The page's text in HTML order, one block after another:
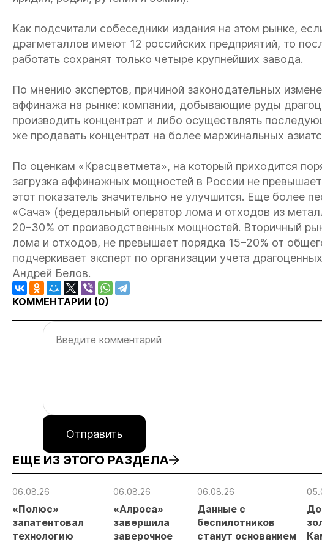
Как подсчитали собеседники издания на этом рынке,
драгметаллов имеют 12 российских предприятий, то
работать сохранят только четыре крупнейших завода.
По мнению экспертов, причиной законодательных
аффинажа на рынке: компании, добывающие руды
производить концентрат и либо осуществлять
же продавать концентрат на более маржинальных
По оценкам «Красцветмета», на который приходится
загрузка аффинажных мощностей в России не
этот показатель значительно не улучшится. Еще более
«Сача» (федеральный оператор лома и отходов из
20–30% от производственных мощностей. Вторичный
лома и отходов, не превышает порядка 15–20% от
подчеркивает эксперт по организации учета
Андрей Белов.
КОММЕНТАРИИ (0)
Отправить
ЕЩЕ ИЗ ЭТОГО РАЗДЕЛА
06.08.26
«Полюс»
запатентовал
технологию
06.08.26
«Алроса»
завершила
заверочное
06.08.26
Данные с
беспилотников
станут основанием